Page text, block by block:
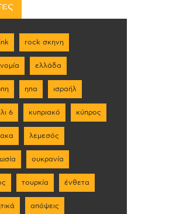
rock σκηνη
ελλάδα
ηπα ισραήλ
6 κυπριακό κύπρος
λεμεσός
ουκρανία
τουρκία ένθετα
απόψεις